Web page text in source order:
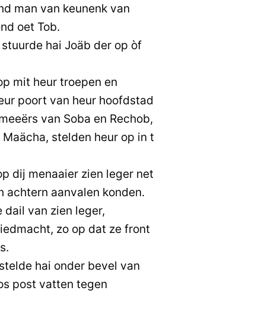
man van keunenk van
oet Tob.
hai Joäb der op òf
mit heur troepen en
poort van heur hoofdstad
van Soba en Rechob,
stelden heur op in t
dij menaaier zien leger net
achtern aanvalen konden.
dail van zien leger,
zo op dat ze front
hai onder bevel van
post vatten tegen